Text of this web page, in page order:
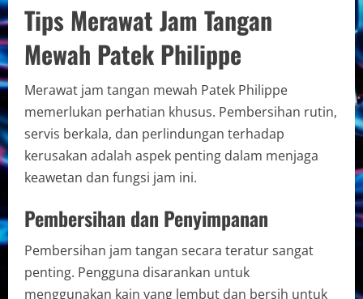
Tips Merawat Jam Tangan
Mewah Patek Philippe
Merawat jam tangan mewah Patek Philippe
memerlukan perhatian khusus. Pembersihan rutin,
servis berkala, dan perlindungan terhadap
kerusakan adalah aspek penting dalam menjaga
keawetan dan fungsi jam ini.
Pembersihan dan Penyimpanan
Pembersihan jam tangan secara teratur sangat
penting. Pengguna disarankan untuk
menggunakan kain yang lembut dan bersih untuk